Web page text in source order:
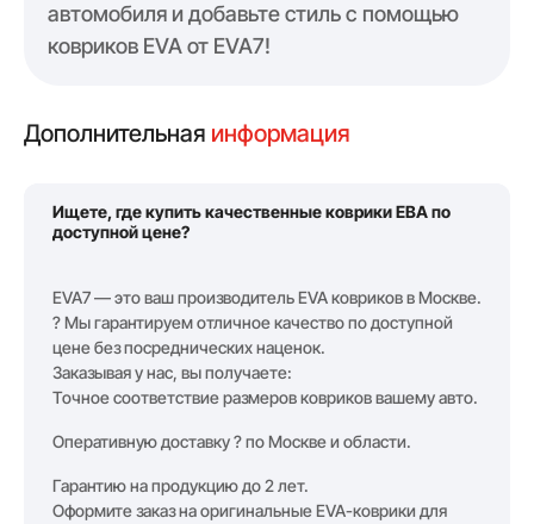
автомобиля и добавьте стиль с помощью
ковриков EVA от EVA7!
Дополнительная информация
Ищете, где купить качественные коврики ЕВА по
доступной цене?
EVA7 — это ваш производитель EVA ковриков в Москве.
? Мы гарантируем отличное качество по доступной
цене без посреднических наценок.
Заказывая у нас, вы получаете:
Точное соответствие размеров ковриков вашему авто.
Оперативную доставку ? по Москве и области.
Гарантию на продукцию до 2 лет.
Оформите заказ на оригинальные EVA-коврики для